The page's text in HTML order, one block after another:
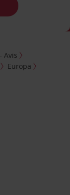
Avis
Europa